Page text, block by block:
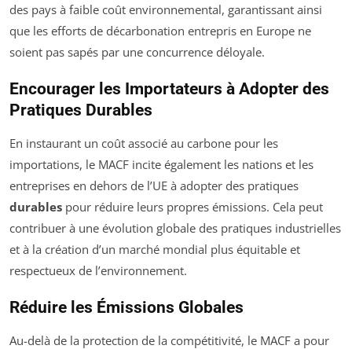
des pays à faible coût environnemental, garantissant ainsi
que les efforts de décarbonation entrepris en Europe ne
soient pas sapés par une concurrence déloyale.
Encourager les Importateurs à Adopter des
Pratiques Durables
En instaurant un coût associé au carbone pour les
importations, le MACF incite également les nations et les
entreprises en dehors de l’UE à adopter des pratiques
durables pour réduire leurs propres émissions. Cela peut
contribuer à une évolution globale des pratiques industrielles
et à la création d’un marché mondial plus équitable et
respectueux de l’environnement.
Réduire les Émissions Globales
Au-delà de la protection de la compétitivité, le MACF a pour